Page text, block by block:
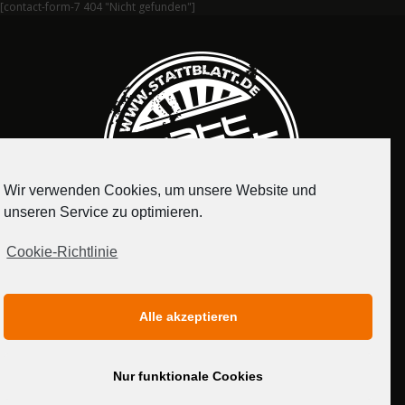
[contact-form-7 404 "Nicht gefunden"]
MEDIADATEN
Wir verwenden Cookies, um unsere Website und
unseren Service zu optimieren.
Cookie-Richtlinie
Alle akzeptieren
Nur funktionale Cookies